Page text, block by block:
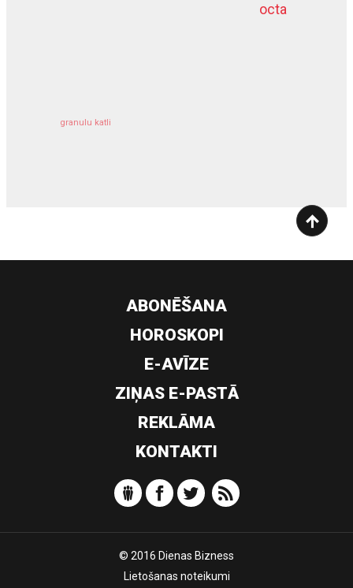
octa
granulu katli
dziļurbums
ABONĒŠANA
HOROSKOPI
E-AVĪZE
ZIŅAS E-PASTĀ
REKLĀMA
KONTAKTI
© 2016 Dienas Bizness
Lietošanas noteikumi